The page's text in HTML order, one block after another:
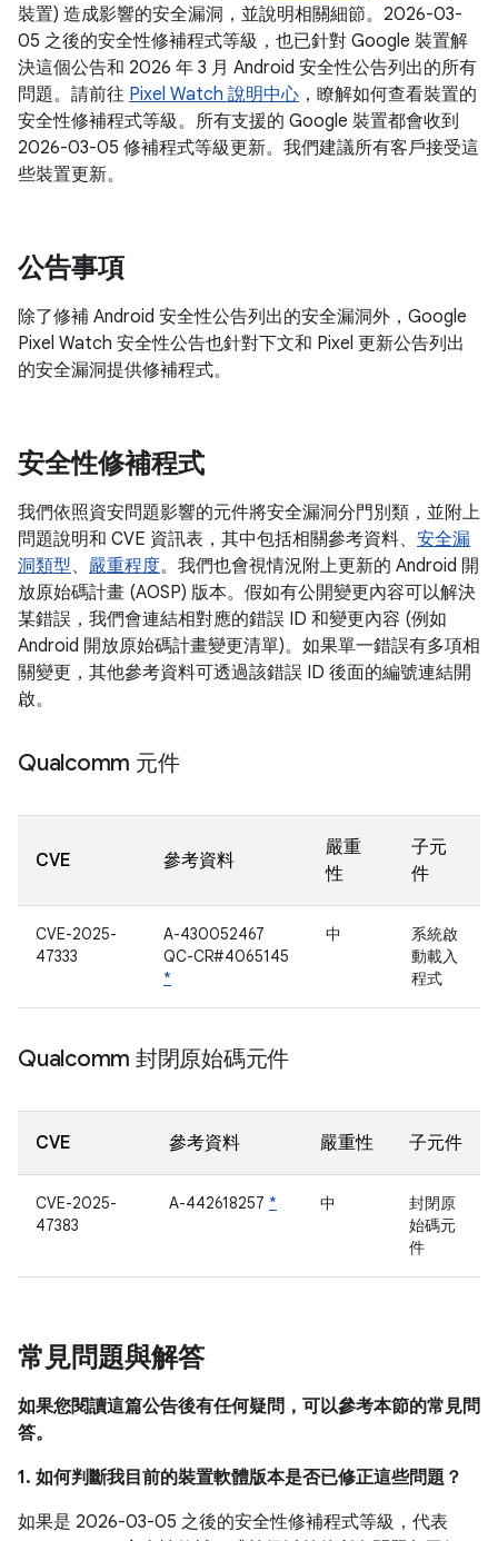
裝置) 造成影響的安全漏洞，並說明相關細節。2026-03-
05 之後的安全性修補程式等級，也已針對 Google 裝置解
決這個公告和 2026 年 3 月 Android 安全性公告列出的所有
問題。請前往 Pixel Watch 說明中心 ，瞭解如何查看裝置的
安全性修補程式等級。所有支援的 Google 裝置都會收到
2026-03-05 修補程式等級更新。我們建議所有客戶接受這
些裝置更新。
公告事項
除了修補 Android 安全性公告列出的安全漏洞外，Google
Pixel Watch 安全性公告也針對下文和 Pixel 更新公告列出
的安全漏洞提供修補程式。
安全性修補程式
我們依照資安問題影響的元件將安全漏洞分門別類，並附上
問題說明和 CVE 資訊表，其中包括相關參考資料、 安全漏
洞類型、 嚴重程度。我們也會視情況附上更新的 Android 開
放原始碼計畫 (AOSP) 版本。假如有公開變更內容可以解決
某錯誤，我們會連結相對應的錯誤 ID 和變更內容 (例如
Android 開放原始碼計畫變更清單)。如果單一錯誤有多項相
關變更，其他參考資料可透過該錯誤 ID 後面的編號連結開
啟。
Qualcomm 元件
CVE 參考資料
嚴重
性
子元
件
CVE-2025-
47333
A-430052467
QC-CR#4065145
*
中
系統啟
動載入
程式
Qualcomm 封閉原始碼元件
CVE 參考資料 嚴重性 子元件
CVE-2025-
47383
A-442618257 * 中
封閉原
始碼元
件
常見問題與解答
如果您閱讀這篇公告後有任何疑問，可以參考本節的常見問
答。
1. 如何判斷我目前的裝置軟體版本是否已修正這些問題？
如果是 2026-03-05 之後的安全性修補程式等級，代表